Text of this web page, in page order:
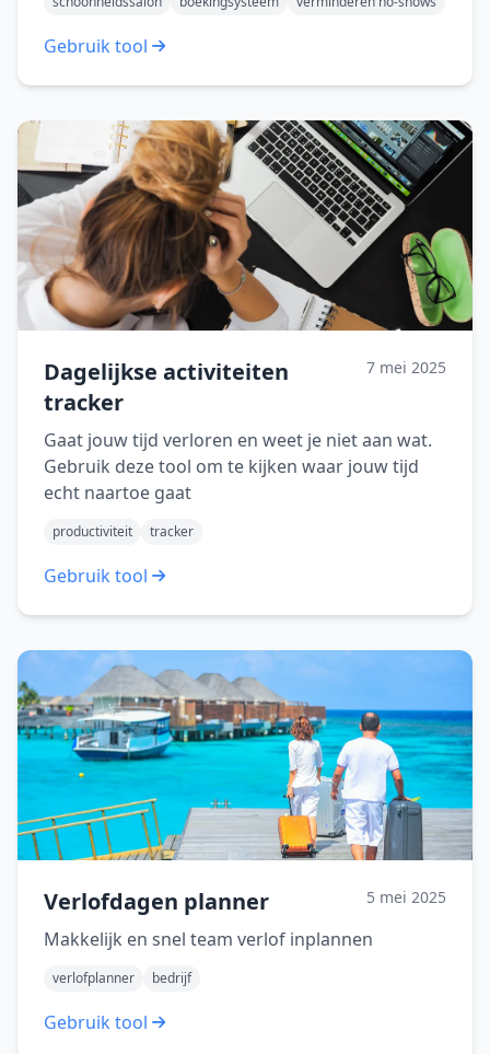
Gebruik tool
Dagelijkse activiteiten
tracker
7 mei 2025
Gaat jouw tijd verloren en weet je niet aan wat.
Gebruik deze tool om te kijken waar jouw tijd
echt naartoe gaat
productiviteit tracker
Gebruik tool
Verlofdagen planner 5 mei 2025
Makkelijk en snel team verlof inplannen
verlofplanner bedrijf
Gebruik tool